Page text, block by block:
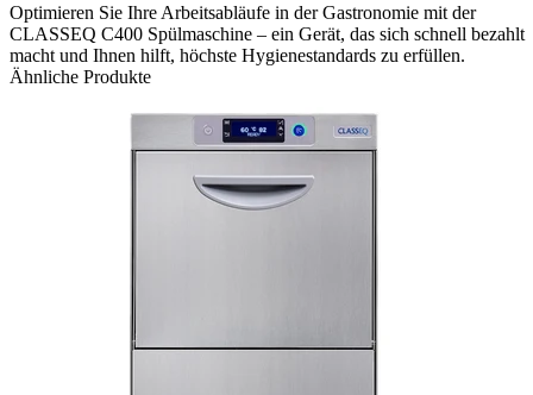
Optimieren Sie Ihre Arbeitsabläufe in der Gastronomie mit der
CLASSEQ C400 Spülmaschine – ein Gerät, das sich schnell bezahlt
macht und Ihnen hilft, höchste Hygienestandards zu erfüllen.
Ähnliche Produkte